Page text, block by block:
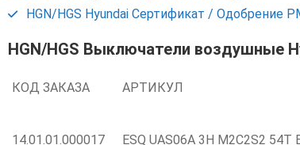
HGN/HGS Hyundai Сертификат / Одобрение
HGN/HGS Выключатели воздушные
КОД ЗАКАЗА АРТИКУЛ
14.01.01.000017
ESQ UAS06A 3H M2C2S2 54T